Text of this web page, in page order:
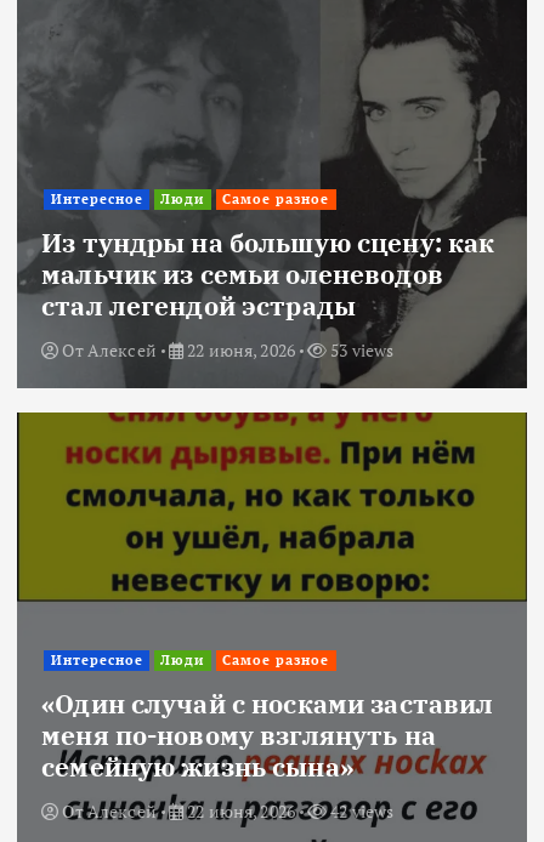
Интересное Люди Самое разное
Из тундры на большую сцену: как
мальчик из семьи оленеводов
стал легендой эстрады
ОтАлексей 22 июня, 2026 53 views
Интересное Люди Самое разное
«Один случай с носками заставил
меня по-новому взглянуть на
семейную жизнь сына»
ОтАлексей 22 июня, 2026 42 views